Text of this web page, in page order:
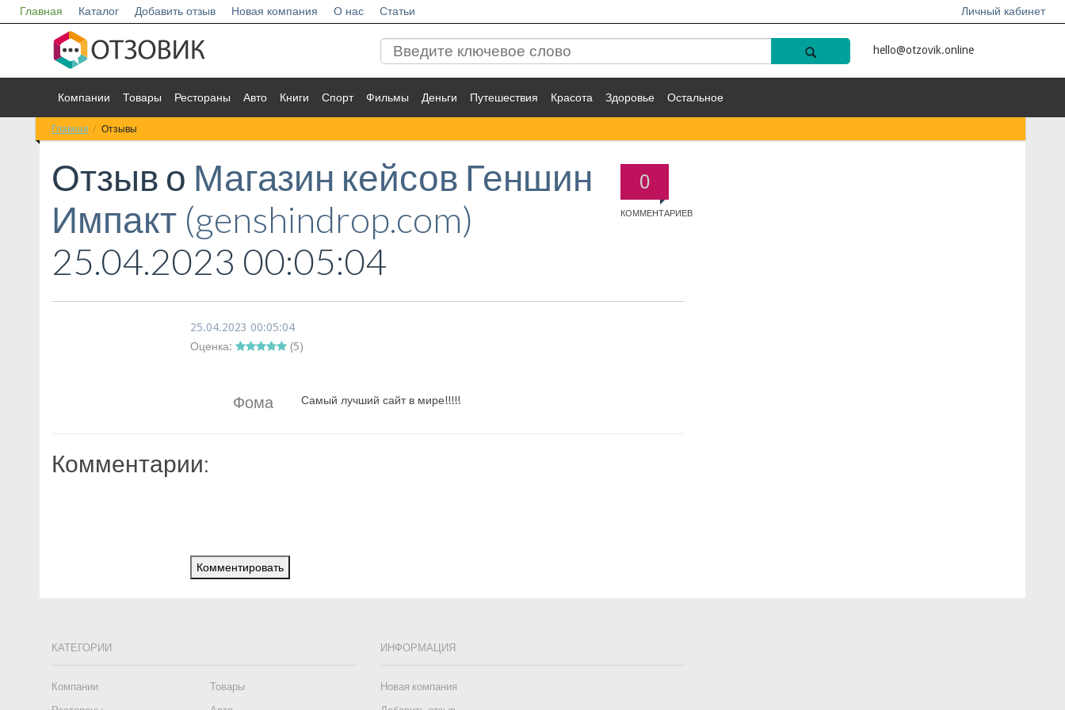
Главная Каталог Добавить отзыв Новая компания О нас Статьи Личный кабинет
hello@otzovik.online
Компании Товары Рестораны Авто Книги Спорт Фильмы Деньги Путешествия Красота Здоровье Остальное
Главная Отзывы
0
КОММЕНТАРИЕВ
Отзыв о Магазин кейсов Геншин
Импакт (genshindrop.com)
25.04.2023 00:05:04
25.04.2023 00:05:04
Оценка:
(5)
Фома Самый лучший сайт в мире!!!!!
Комментарии:
Комментировать
КАТЕГОРИИ
Компании
Товары
ИНФОРМАЦИЯ
Новая компания